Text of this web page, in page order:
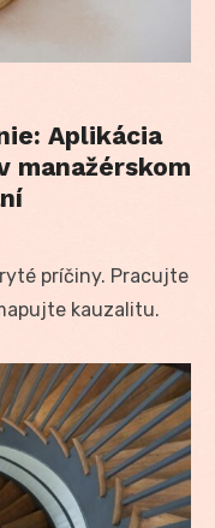
Aplikácia
manažérskom
príčiny. Pracujte
kauzalitu.